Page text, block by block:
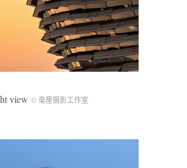
view © 毫厘摄影工作室